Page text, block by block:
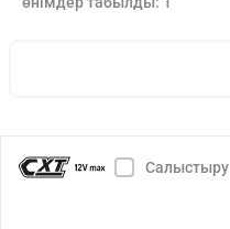
Салыстыру